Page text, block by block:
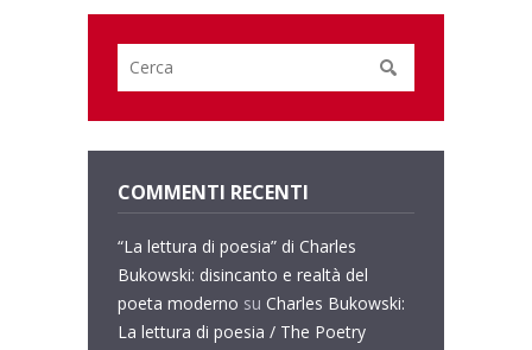
COMMENTI RECENTI
“La lettura di poesia” di Charles
Bukowski: disincanto e realtà del
poeta moderno su Charles Bukowski:
La lettura di poesia / The Poetry